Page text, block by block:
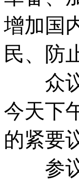
增加国
民、防
众议
今天下
的紧要
参议